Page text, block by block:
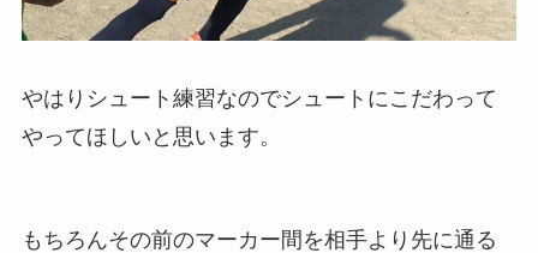
やはりシュート練習なのでシュートにこだわって
やってほしいと思います。
もちろんその前のマーカー間を相手より先に通る